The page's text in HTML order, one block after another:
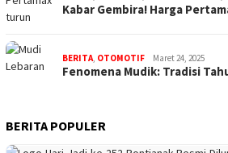
Kabar Gembira! Harga
BERITA, OTOMOTIF Maret 24, 2025
Fenomena Mudik: Tradisi
BERITA POPULER